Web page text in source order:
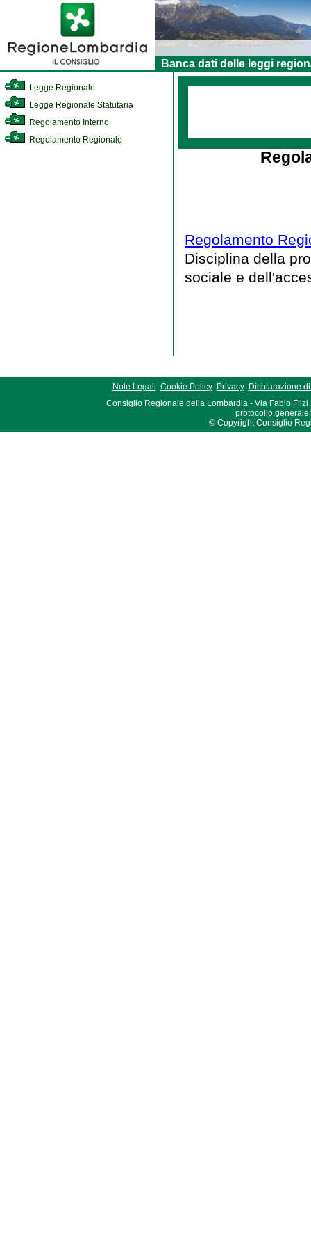
Banca dati delle leggi
Legge Regionale
Legge Regionale Statutaria
Regolamento Interno
Regolamento Regionale
Regolamento
Disciplina della
sociale e
Note Legali Cookie Policy Privacy
Dichiarazione
Consiglio Regionale della Lombardia - Via Fabio Filzi
© Copyright Consiglio